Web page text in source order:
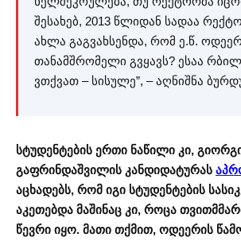
შესახებ, 2013 წლიდან სადაა
ახლა გაგვახსენდა, რომ ე.წ.
თანამშრომელი გვყავს? ესაა
ვთქვათ – სისულე”, – აღნიშნა
სტუდენტების ერთი ნაწილი კი,
გაფრინდაშვილის კანდიდატურას
აცხადებს, რომ იგი სტუდენტების
აკეთებდა მაშინაც კი, როცა
წევრი იყო. მათი თქმით, ოდეერის